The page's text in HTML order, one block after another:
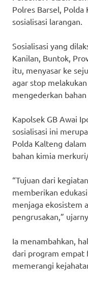
Polres Barsel, Polda
sosialisasi larangan.
Sosialisasi yang
Kanilan, Buntok,
itu, menyasar ke
agar stop
mengederkan
Kapolsek GB Awai
sosialisasi ini
Polda Kalteng
bahan kimia
“Tujuan dari
memberikan
menjaga ekosistem
pengrusakan,”
Ia menambahkan,
dari program empat
memerangi